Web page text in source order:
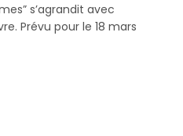
s’agrandit avec
Prévu pour le 18 mars